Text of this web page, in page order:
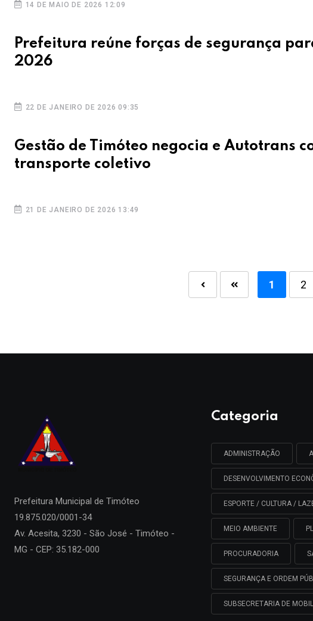
14 DE MAIO DE 2026 12:09
Prefeitura reúne forças de segurança
2026
22 DE JANEIRO DE 2026 09:35
Gestão de Timóteo negocia e Autotrans
transporte coletivo
21 DE JANEIRO DE 2026 13:49
1 2
Prefeitura Municipal de Timóteo
19.875.020/0001-34
Av. Acesita, 3230 - São José - Timóteo -
MG - CEP: 35.182-000
Categoria
ADMINISTRAÇÃO
DESENVOLVIMENTO
ESPORTE / CULTURA /
MEIO AMBIENTE
PROCURADORIA
SEGURANÇA E ORDEM
SUBSECRETARIA DE